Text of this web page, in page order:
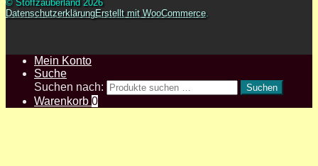
© Stoffzauberland 2026
DatenschutzerklärungErstellt mit WooCommerce.
Mein Konto
Suche
Suchen nach:
Suchen
Warenkorb 0